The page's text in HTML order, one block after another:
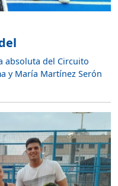
absoluta del Circuito
y María Martínez Serón